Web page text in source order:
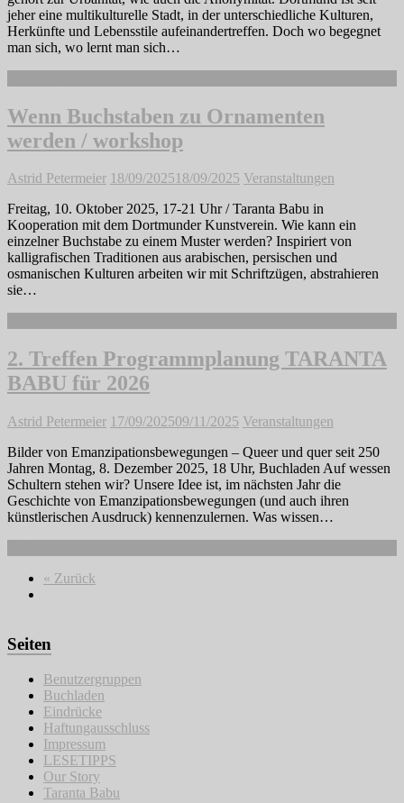
jeher eine multikulturelle Stadt, in der unterschiedliche Kulturen,
Herkünfte und Lebensstile aufeinandertreffen. Doch wo begegnet
man sich, wo lernt man sich…
Wenn Buchstaben zu Ornamenten
werden / workshop
Astrid Petermeier 18/09/202518/09/2025 Veranstaltungen
Freitag, 10. Oktober 2025, 17-21 Uhr / Taranta Babu in
Kooperation mit dem Dortmunder Kunstverein. Wie kann ein
einzelner Buchstabe zu einem Muster werden? Inspiriert von
kalligrafischen Traditionen aus arabischen, persischen und
osmanischen Kulturen arbeiten wir mit Schriftzügen, abstrahieren
sie…
2. Treffen Programmplanung TARANTA
BABU für 2026
Astrid Petermeier 17/09/202509/11/2025 Veranstaltungen
Bilder von Emanzipationsbewegungen – Queer und quer seit 250
Jahren Montag, 8. Dezember 2025, 18 Uhr, Buchladen Auf wessen
Schultern stehen wir? Unsere Idee ist, im nächsten Jahr die
Geschichte von Emanzipationsbewegungen (und auch ihren
künstlerischen Ausdruck) kennenzulernen. Was wissen…
« Zurück
Seiten
Benutzergruppen
Buchladen
Eindrücke
Haftungausschluss
Impressum
LESETIPPS
Our Story
Taranta Babu